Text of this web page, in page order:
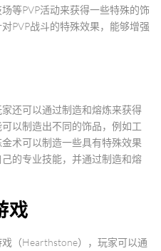
等PVP活动来获得一些特殊的饰
PVP战斗的特殊效果，能够增强
还可以通过制造和熔炼来获得
以制造出不同的饰品，例如工
术可以制造一些具有特殊效果
的专业技能，并通过制造和熔
戏
（Hearthstone），玩家可以通